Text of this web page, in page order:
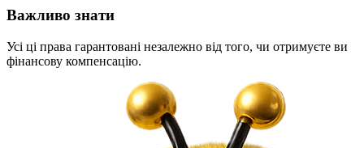
Важливо знати
Усі ці права гарантовані незалежно від того, чи отримуєте ви
фінансову компенсацію.